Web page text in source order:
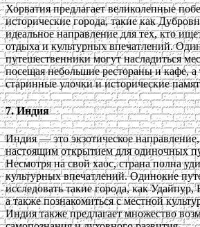
Хорватия предлагает великолепные
исторические города, такие как
идеальное направление для тех, кто
отдыха и культурных впечатлений.
путешественники могут насладиться
посещая небольшие рестораны и кафе, а
старинные улочки и исторические
7. Индия
Индия — это экзотическое
настоящим открытием для одиночных
Несмотря на свой хаос, страна полна
культурных впечатлений. Одинокие
исследовать такие города, как
а также познакомиться с местной
Индия также предлагает множество